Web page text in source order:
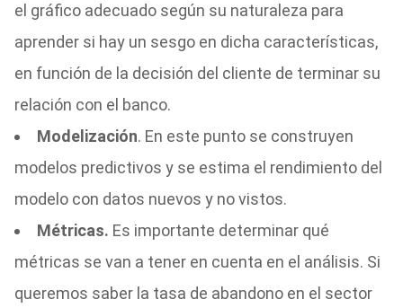
el gráfico adecuado según su naturaleza para
aprender si hay un sesgo en dicha características,
en función de la decisión del cliente de terminar su
relación con el banco.
Modelización. En este punto se construyen
modelos predictivos y se estima el rendimiento del
modelo con datos nuevos y no vistos.
Métricas. Es importante determinar qué
métricas se van a tener en cuenta en el análisis. Si
queremos saber la tasa de abandono en el sector